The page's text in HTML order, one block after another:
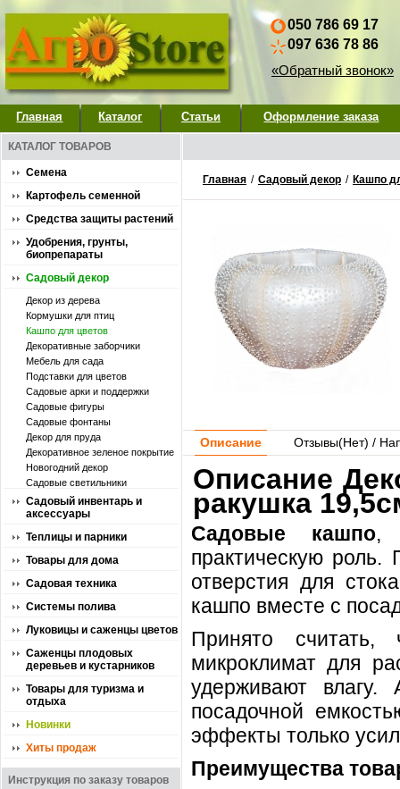
050 786 69 17
097 636 78 86
«Обратный звонок»
Главная Каталог Статьи Оформление заказа
КАТАЛОГ ТОВАРОВ
Семена
Картофель семенной
Средства защиты растений
Удобрения, грунты,
биопрепараты
Садовый декор
Декор из дерева
Кормушки для птиц
Кашпо для цветов
Декоративные заборчики
Мебель для сада
Подставки для цветов
Садовые арки и поддержки
Садовые фигуры
Садовые фонтаны
Декор для пруда
Декоративное зеленое покрытие
Новогодний декор
Садовые светильники
Садовый инвентарь и
аксессуары
Теплицы и парники
Товары для дома
Садовая техника
Системы полива
Луковицы и саженцы цветов
Саженцы плодовых
деревьев и кустарников
Товары для туризма и
отдыха
Новинки
Хиты продаж
Инструкция по заказу товаров
Главная / Садовый декор / Кашпо
Описание Отзывы(Нет) /
Описание
ракушка
Садовые кашпо,
практическую роль.
отверстия для
кашпо вместе с
Принято считать,
микроклимат для
удерживают
посадочной
эффекты только
Преимущества